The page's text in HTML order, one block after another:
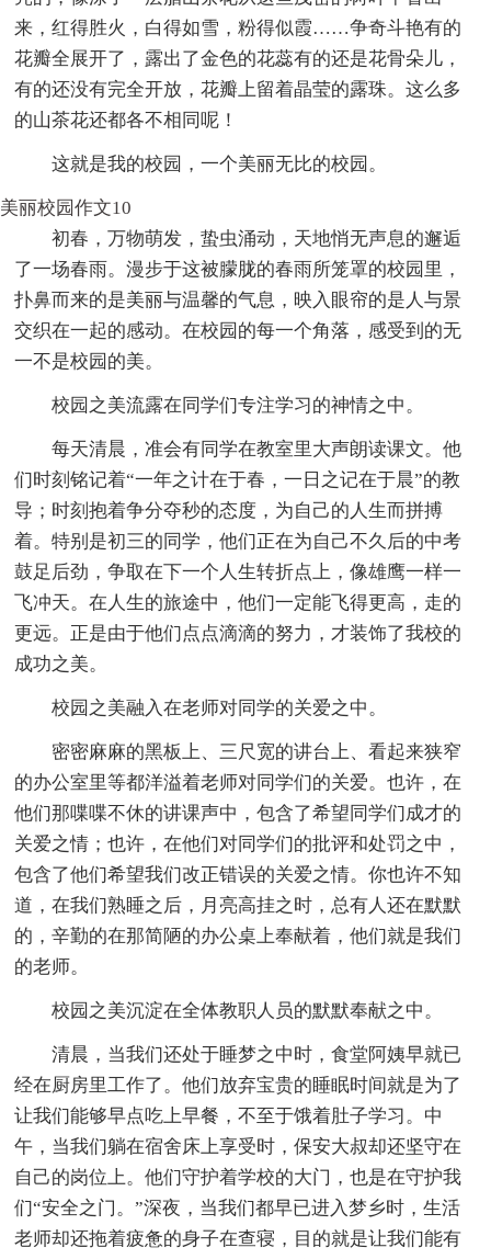
来，红得胜火，白得如雪，粉得似霞……争奇斗艳有的
花瓣全展开了，露出了金色的花蕊有的还是花骨朵儿，
有的还没有完全开放，花瓣上留着晶莹的露珠。这么多
的山茶花还都各不相同呢！
这就是我的校园，一个美丽无比的校园。
美丽校园作文10
初春，万物萌发，蛰虫涌动，天地悄无声息的邂逅
了一场春雨。漫步于这被朦胧的春雨所笼罩的校园里，
扑鼻而来的是美丽与温馨的气息，映入眼帘的是人与景
交织在一起的感动。在校园的每一个角落，感受到的无
一不是校园的美。
校园之美流露在同学们专注学习的神情之中。
每天清晨，准会有同学在教室里大声朗读课文。他
们时刻铭记着“一年之计在于春，一日之记在于晨”的教
导；时刻抱着争分夺秒的态度，为自己的人生而拼搏
着。特别是初三的同学，他们正在为自己不久后的中考
鼓足后劲，争取在下一个人生转折点上，像雄鹰一样一
飞冲天。在人生的旅途中，他们一定能飞得更高，走的
更远。正是由于他们点点滴滴的努力，才装饰了我校的
成功之美。
校园之美融入在老师对同学的关爱之中。
密密麻麻的黑板上、三尺宽的讲台上、看起来狭窄
的办公室里等都洋溢着老师对同学们的关爱。也许，在
他们那喋喋不休的讲课声中，包含了希望同学们成才的
关爱之情；也许，在他们对同学们的批评和处罚之中，
包含了他们希望我们改正错误的关爱之情。你也许不知
道，在我们熟睡之后，月亮高挂之时，总有人还在默默
的，辛勤的在那简陋的办公桌上奉献着，他们就是我们
的老师。
校园之美沉淀在全体教职人员的默默奉献之中。
清晨，当我们还处于睡梦之中时，食堂阿姨早就已
经在厨房里工作了。他们放弃宝贵的睡眠时间就是为了
让我们能够早点吃上早餐，不至于饿着肚子学习。中
午，当我们躺在宿舍床上享受时，保安大叔却还坚守在
自己的岗位上。他们守护着学校的大门，也是在守护我
们“安全之门。”深夜，当我们都早已进入梦乡时，生活
老师却还拖着疲惫的身子在查寝，目的就是让我们能有